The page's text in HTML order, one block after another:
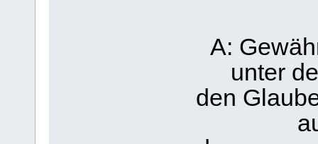
A:
unter
den